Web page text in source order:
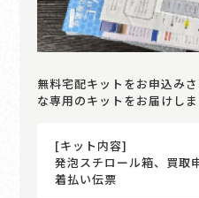
無料宅配キットをお申込み
な専用のキットをお届けしま
[キット内容]
発泡スチロール箱、買取
着払い伝票